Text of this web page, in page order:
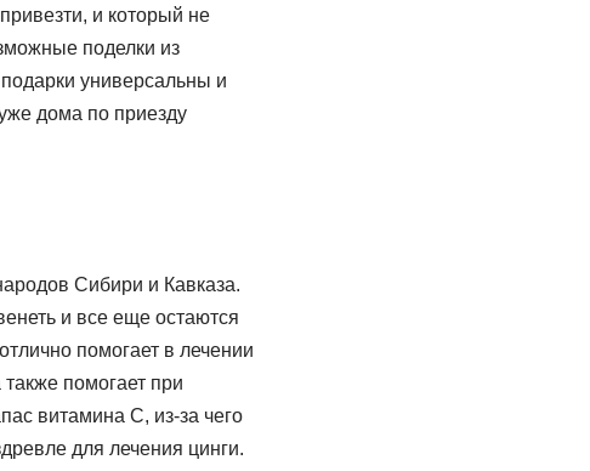
и который не
поделки из
подарки универсальны и
дома по приезду
Сибири и Кавказа.
и все еще остаются
помогает в лечении
помогает при
витамина С, из-за чего
для лечения цинги.